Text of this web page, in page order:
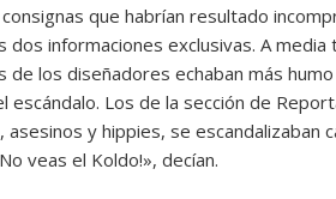
que habrían resultado
dos informaciones exclusivas. A
de los diseñadores echaban más
escándalo. Los de la sección de
y hippies, se escandalizaban
veas el Koldo!», decían.